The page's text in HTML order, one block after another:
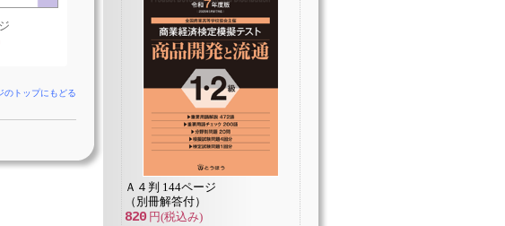
Ａ４判 240ページ Ａ４判 104ページ
510円(税込み)
トップにもどる
Ａ４判 144ページ
（別冊解答付）
820円(税込み)